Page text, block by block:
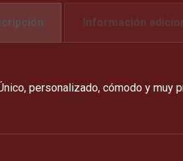
Información
personalizado, cómodo y muy